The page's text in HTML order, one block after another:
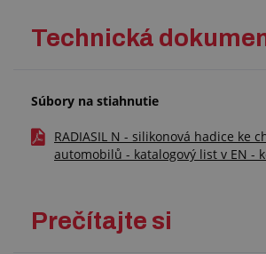
Technická
Súbory na stiahnutie
RADIASIL N - silikonová hadice ke
automobilů - katalogový list v EN -
Prečítajte si